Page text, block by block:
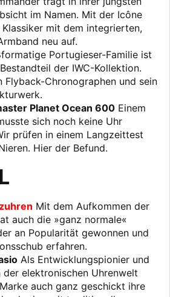
im Namen. Mit der Icône
mit dem integrierten,
neu auf.
Portugieser-Familie ist
der IWC-Kollektion.
Flyback-Chronographen und sein
Planet Ocean 600 Einem
sich noch keine Uhr
prüfen in einem Langzeittest
Hier der Befund.
Mit dem Aufkommen der
auch die »ganz normale«
an Popularität gewonnen und
erfahren.
Als Entwicklungspionier und
elektronischen Uhrenwelt
auch ganz geschickt ihre